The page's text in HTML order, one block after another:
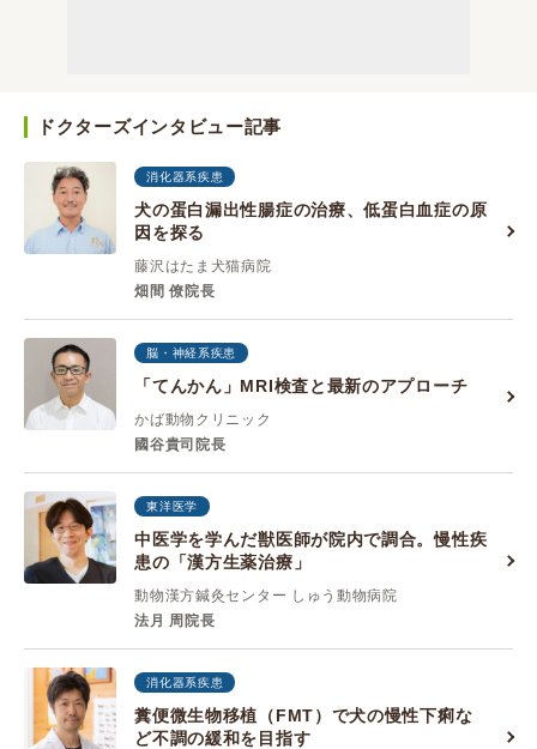
ドクターズインタビュー記事
消化器系疾患
犬の蛋白漏出性腸症の治療、低蛋白血症の原
因を探る
藤沢はたま犬猫病院
畑間 僚院長
脳・神経系疾患
「てんかん」MRI検査と最新のアプローチ
かば動物クリニック
國谷貴司院長
東洋医学
中医学を学んだ獣医師が院内で調合。慢性疾
患の「漢方生薬治療」
動物漢方鍼灸センター しゅう動物病院
法月 周院長
消化器系疾患
糞便微生物移植（FMT）で犬の慢性下痢な
ど不調の緩和を目指す